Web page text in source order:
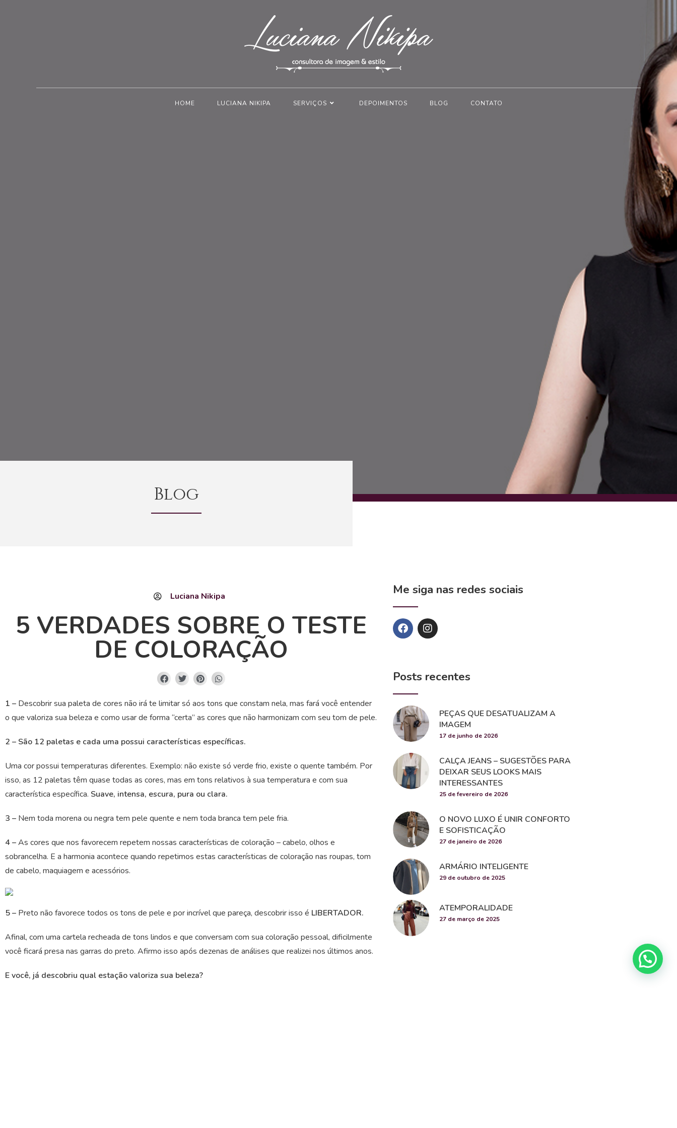
HOME LUCIANA NIKIPA SERVIÇOS DEPOIMENTOS BLOG CONTATO
Blog
Luciana Nikipa
5 VERDADES SOBRE O TESTE
DE COLORAÇÃO
1 – Descobrir sua paleta de cores não irá te limitar só aos tons que constam nela, mas fará você entender
o que valoriza sua beleza e como usar de forma “certa” as cores que não harmonizam com seu tom de pele.
2 – São 12 paletas e cada uma possui características específicas.
Uma cor possui temperaturas diferentes. Exemplo: não existe só verde frio, existe o quente também. Por
isso, as 12 paletas têm quase todas as cores, mas em tons relativos à sua temperatura e com sua
característica específica. Suave, intensa, escura, pura ou clara.
3 – Nem toda morena ou negra tem pele quente e nem toda branca tem pele fria.
4 –As cores que nos favorecem repetem nossas características de coloração – cabelo, olhos e
sobrancelha. E a harmonia acontece quando repetimos estas características de coloração nas roupas, tom
de cabelo, maquiagem e acessórios.
5 – Preto não favorece todos os tons de pele e por incrível que pareça, descobrir isso é LIBERTADOR.
Afinal, com uma cartela recheada de tons lindos e que conversam com sua coloração pessoal, dificilmente
você ficará presa nas garras do preto. Afirmo isso após dezenas de análises que realizei nos últimos anos.
E você, já descobriu qual estação valoriza sua beleza?
Me siga nas redes sociais
Posts recentes
PEÇAS QUE DESATUALIZAM A
IMAGEM
17 de junho de 2026
CALÇA JEANS – SUGESTÕES PARA
DEIXAR SEUS LOOKS MAIS
INTERESSANTES
25 de fevereiro de 2026
O NOVO LUXO É UNIR CONFORTO
E SOFISTICAÇÃO
27 de janeiro de 2026
ARMÁRIO INTELIGENTE
29 de outubro de 2025
ATEMPORALIDADE
27 de março de 2025